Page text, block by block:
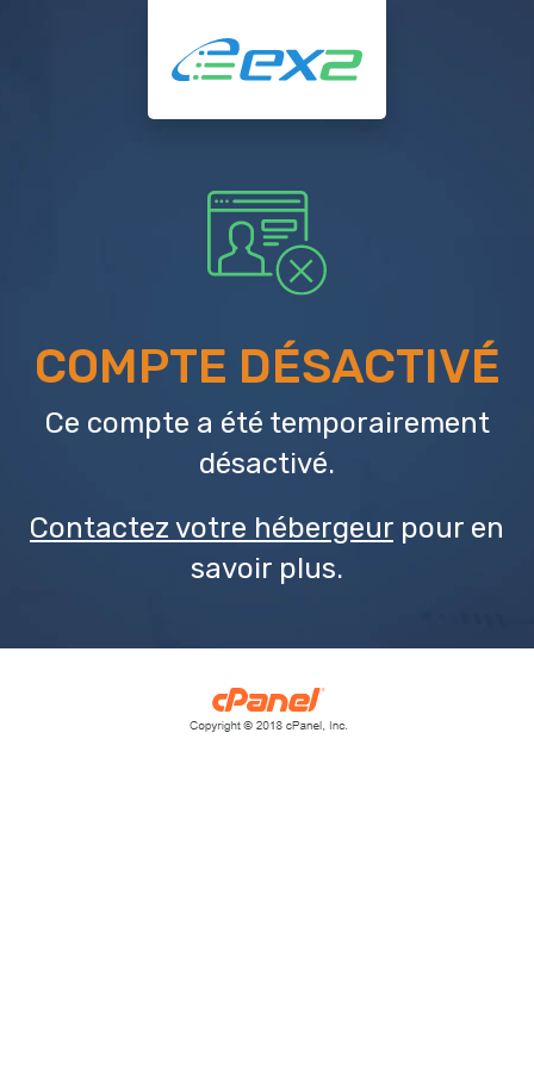
COMPTE DÉSACTIVÉ
Ce compte a été temporairement
désactivé.
Contactez votre hébergeur pour en
savoir plus.